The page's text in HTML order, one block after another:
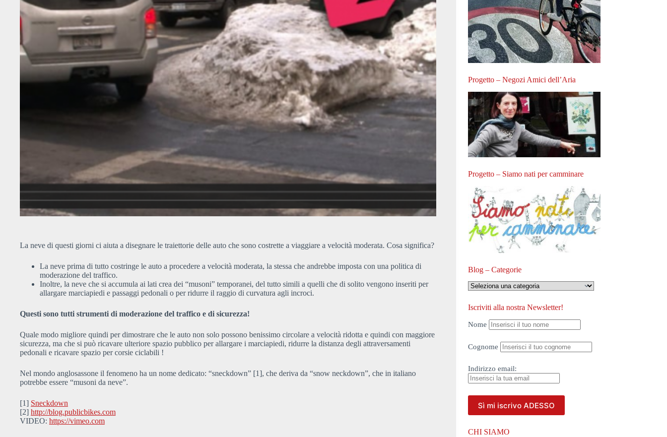
La neve di questi giorni ci aiuta a disegnare le traiettorie delle auto che sono costrette a viaggiare a velocità moderata. Cosa significa?
La neve prima di tutto costringe le auto a procedere a velocità moderata, la stessa che andrebbe imposta con una politica di
moderazione del traffico.
Inoltre, la neve che si accumula ai lati crea dei “musoni” temporanei, del tutto simili a quelli che di solito vengono inseriti per
allargare marciapiedi e passaggi pedonali o per ridurre il raggio di curvatura agli incroci.
Questi sono tutti strumenti di moderazione del traffico e di sicurezza!
Quale modo migliore quindi per dimostrare che le auto non solo possono benissimo circolare a velocità ridotta e quindi con maggiore
sicurezza, ma che si può ricavare ulteriore spazio pubblico per allargare i marciapiedi, ridurre la distanza degli attraversamenti
pedonali e ricavare spazio per corsie ciclabili !
Nel mondo anglosassone il fenomeno ha un nome dedicato: “sneckdown” [1], che deriva da “snow neckdown”, che in italiano
potrebbe essere “musoni da neve”.
[1] Sneckdown
[2] http://blog.publicbikes.com
VIDEO: https://vimeo.com
Progetto – Negozi Amici dell’Aria
Progetto – Siamo nati per camminare
Blog – Categorie
Blog
–
Iscriviti alla nostra Newsletter!
Nome
Cognome
Indirizzo email:
CHI SIAMO